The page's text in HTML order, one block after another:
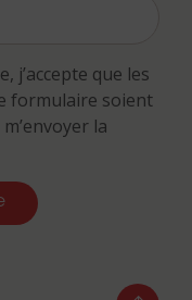
j’accepte que les
formulaire soient
la